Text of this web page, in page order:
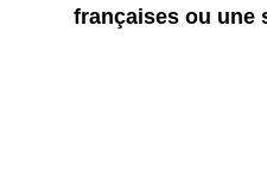
françaises ou une